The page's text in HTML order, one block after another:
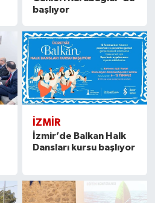
başlıyor
İZMIR
İzmir’de Balkan Halk
Dansları kursu başlıyor